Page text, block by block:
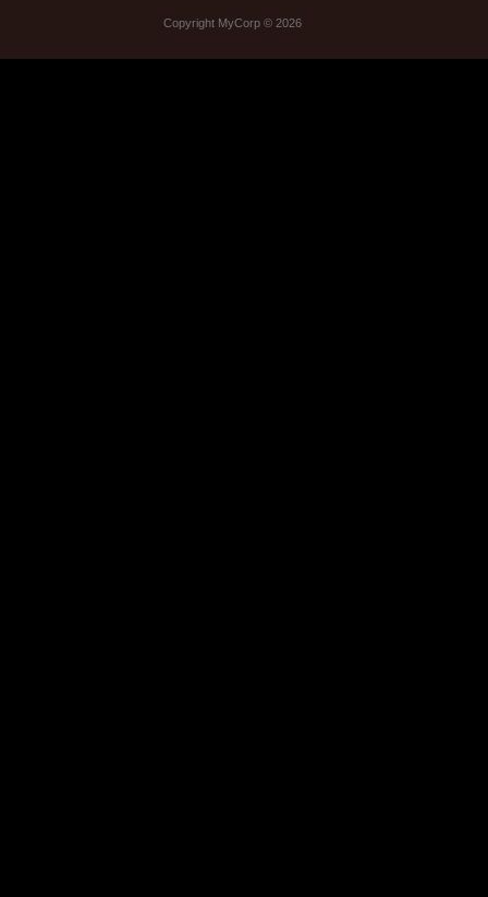
Copyright MyCorp © 2026